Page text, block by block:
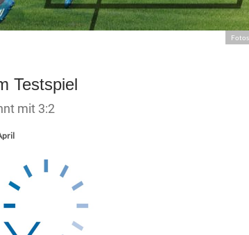
Testspiel
mit 3:2